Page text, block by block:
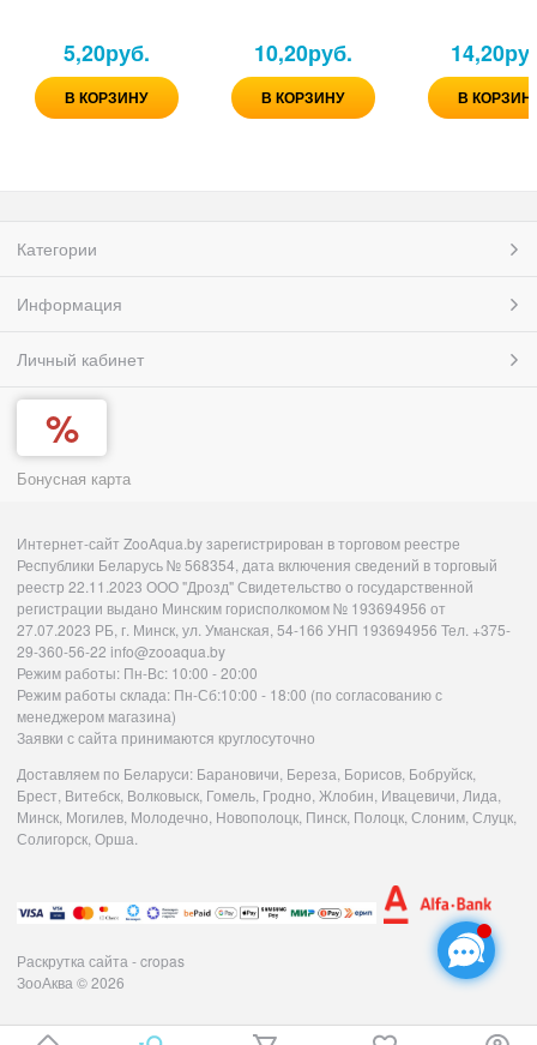
5,20руб.
В КОРЗИНУ
10,20руб.
В КОРЗИНУ
14,20
В
Категории
Информация
Личный кабинет
Бонусная карта
Интернет-сайт ZooAqua.by зарегистрирован в торговом реестре
Республики Беларусь № 568354, дата включения сведений в торговый
реестр 22.11.2023 ООО "Дрозд" Свидетельство о государственной
регистрации выдано Минским горисполкомом № 193694956 от
27.07.2023 РБ, г. Минск, ул. Уманская, 54-166 УНП 193694956 Тел. +375-
29-360-56-22 info@zooaqua.by
Режим работы: Пн-Вс: 10:00 - 20:00
Режим работы склада: Пн-Сб:10:00 - 18:00 (по согласованию с
менеджером магазина)
Заявки с сайта принимаются круглосуточно
Доставляем по Беларуси: Барановичи, Береза, Борисов, Бобруйск,
Брест, Витебск, Волковыск, Гомель, Гродно, Жлобин, Ивацевичи, Лида,
Минск, Могилев, Молодечно, Новополоцк, Пинск, Полоцк, Слоним, Слуцк,
Солигорск, Орша.
Раскрутка сайта - cropas
ЗооАква © 2026